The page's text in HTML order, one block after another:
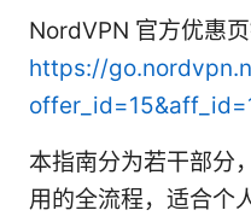
NordVPN 官方优惠
https://
本指南分为若干部分
用的全流程，适合个